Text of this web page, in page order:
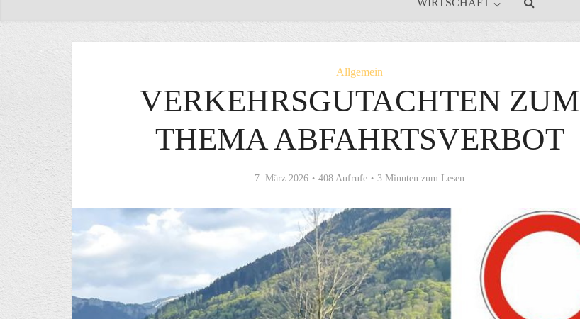
WIRTSCHAFT
Allgemein
VERKEHRSGUTACHTEN ZUM
THEMA ABFAHRTSVERBOT
7. März 2026 408 Aufrufe 3 Minuten zum Lesen